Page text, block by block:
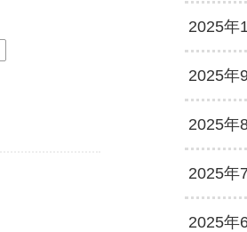
2025年
2025年
2025年
2025年
2025年